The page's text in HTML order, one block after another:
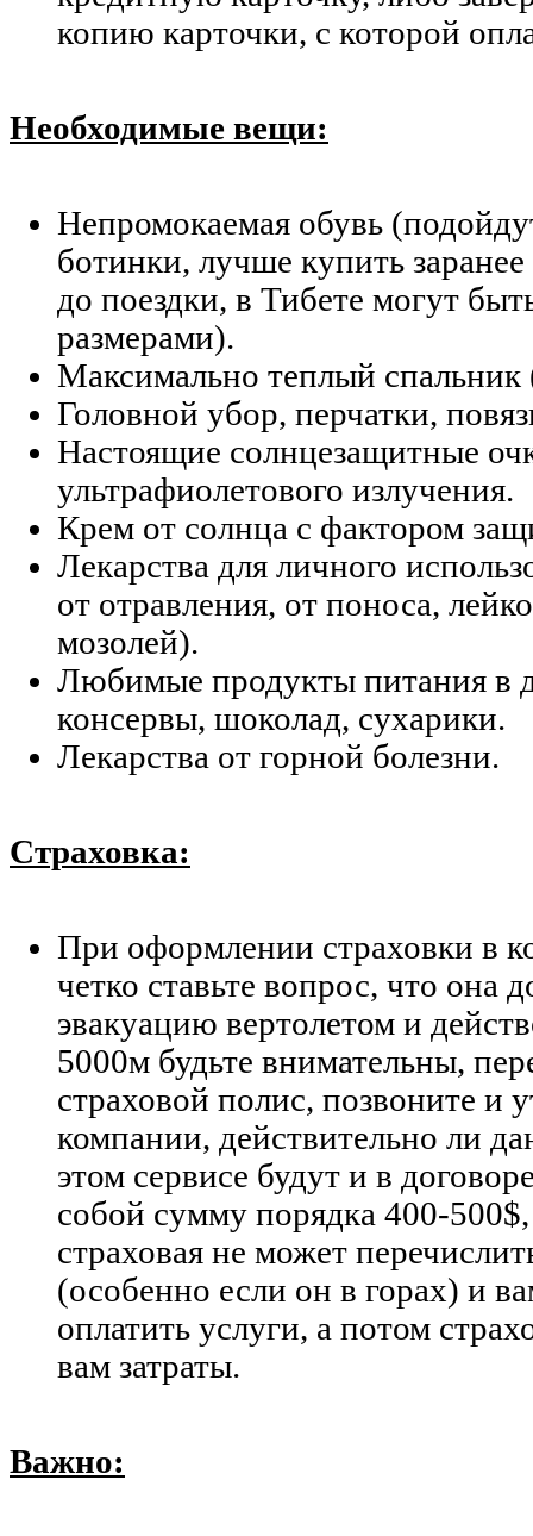
копию карточки, с которой
Необходимые вещи:
Непромокаемая обувь
ботинки, лучше купить
до поездки, в Тибете могут
размерами).
Максимально теплый
Головной убор, перчатки,
Настоящие солнцезащитные
ультрафиолетового излучения.
Крем от солнца с фактором
Лекарства для личного
от отравления, от поноса,
мозолей).
Любимые продукты питания в
консервы, шоколад, сухарики.
Лекарства от горной болезни.
Страховка:
При оформлении страховки в
четко ставьте вопрос, что она
эвакуацию вертолетом и
5000м будьте внимательны,
страховой полис, позвоните и
компании, действительно ли
этом сервисе будут и в
собой сумму порядка 400-500$,
страховая не может
(особенно если он в горах) и
оплатить услуги, а потом
вам затраты.
Важно: